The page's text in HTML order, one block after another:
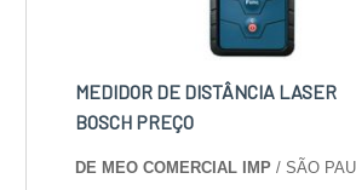
MEDIDOR DE DISTÂNCIA LASER
BOSCH PREÇO
DE MEO COMERCIAL IMP / SÃO